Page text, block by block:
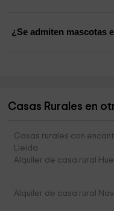
¿Se admiten mascotas
Casas Rurales en
Casas rurales con
Lleida
Alquiler de casa rural
Alquiler de casa rural